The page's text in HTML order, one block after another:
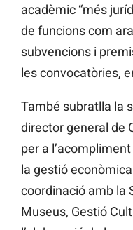
acadèmic “més
de funcions com
subvencions i
les convocatòries,
També subratlla la
director general de
per a
la gestió
coordinació amb la
Museus, Gestió